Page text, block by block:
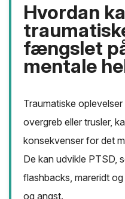
Hvordan
fængslet
mentale
Traumatiske
overgreb eller trusler,
konsekvenser for det
De kan udvikle PTSD,
flashbacks, mareridt
og angst.